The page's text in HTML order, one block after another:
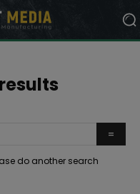
do another search